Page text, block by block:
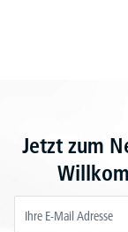
Jetzt zum